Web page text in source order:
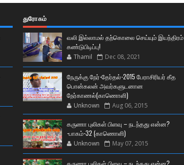
துரோகம்
வலி இல்லாமல் தற்கொலை செய்யும் இயந்திரம்
கண்டுபிடிப்பு!
Thamil Dec 08, 2021
நேருக்கு நேர்-தேர்தல்-2015 பேராசிரியர் கீத
பொன்கலன் அவர்களுடனான
நேர்காணல்(காணொளி)
Unknown Aug 06, 2015
கருணா புலிகள் பிளவு – நடந்தது என்ன?
-பாகம்-32 (காணொளி)
Unknown May 07, 2015
கருணா புலிகள் பிளவு – நடந்தது என்ன?